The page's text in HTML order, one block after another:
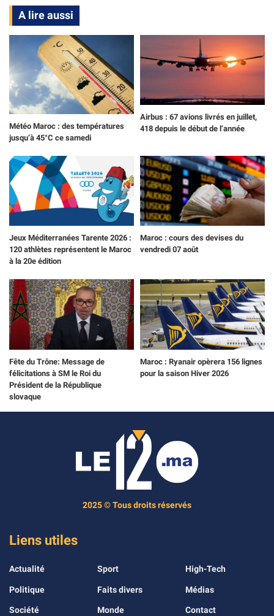
A lire aussi
Météo Maroc : des températures
jusqu’à 45°C ce samedi
Airbus : 67 avions livrés en juillet,
418 depuis le début de l’année
Jeux Méditerranées Tarente 2026 :
120 athlètes représentent le Maroc
à la 20e édition
Maroc : cours des devises du
vendredi 07 août
Fête du Trône: Message de
félicitations à SM le Roi du
Président de la République
slovaque
Maroc : Ryanair opèrera 156 lignes
pour la saison Hiver 2026
2025 © Tous droits réservés
Liens utiles
Actualité
Politique
Société
Sport
Faits divers
Monde
High-Tech
Médias
Contact